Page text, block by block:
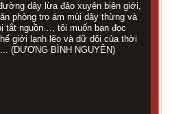
dây lừa đảo xuyên biên giới,
phòng trọ ám mùi dây thừng và
tắt nguồn…, tôi muốn bạn đọc
giới lạnh lẽo và dữ dội của thời
(DƯƠNG BÌNH NGUYÊN)